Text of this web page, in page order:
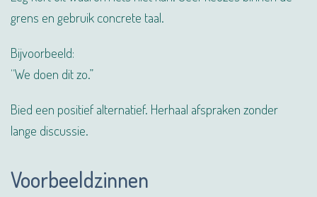
grens en gebruik concrete taal.
Bijvoorbeeld:
“We doen dit zo.”
Bied een positief alternatief. Herhaal afspraken zonder
lange discussie.
Voorbeeldzinnen